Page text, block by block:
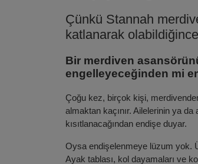
Çünkü Stannah
katlanarak
Bir merdiven
engelleyeceğinden mi
Çoğu kez, birçok kişi,
almaktan kaçınır. Ailelerinin ya
kısıtlanacağından endişe duyar.
Oysa endişelenmeye lüzum yok.
Ayak tablası, kol dayamaları ve